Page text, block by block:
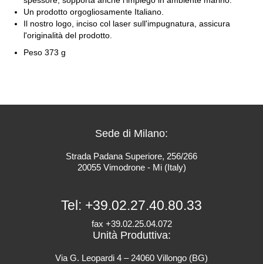
Un prodotto orgogliosamente Italiano.
Il nostro logo, inciso col laser sull'impugnatura, assicura
l'originalità del prodotto.
Peso 373 g
Sede di Milano:
Strada Padana Superiore, 256/266
20055 Vimodrone - Mi (Italy)
Tel: +39.02.27.40.80.33
fax +39.02.25.04.072
Unità Produttiva:
Via G. Leopardi 4 – 24060 Villongo (BG)